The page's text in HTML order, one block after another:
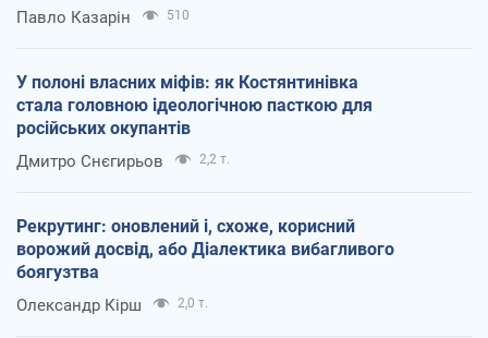
Павло Казарін 510
У полоні власних міфів: як Костянтинівка
стала головною ідеологічною пасткою для
російських окупантів
Дмитро Снєгирьов 2,2 т.
Рекрутинг: оновлений і, схоже, корисний
ворожий досвід, або Діалектика вибагливого
боягузтва
Олександр Кірш 2,0 т.